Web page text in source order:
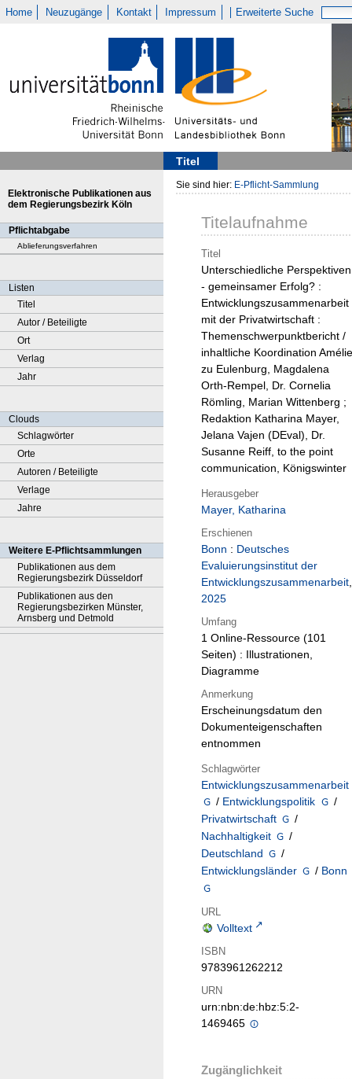
Home Neuzugänge Kontakt Impressum Erweiterte Suche
Titel
Elektronische Publikationen aus
dem Regierungsbezirk Köln
Pflichtabgabe
Ablieferungsverfahren
Listen
Titel
Autor / Beteiligte
Ort
Verlag
Jahr
Clouds
Schlagwörter
Orte
Autoren / Beteiligte
Verlage
Jahre
Weitere E-Pflichtsammlungen
Publikationen aus dem
Regierungsbezirk Düsseldorf
Publikationen aus den
Regierungsbezirken Münster,
Arnsberg und Detmold
Sie sind hier: E-Pflicht-Sammlung
Titelaufnahme
Titel
Unterschiedliche Perspektiven
- gemeinsamer Erfolg? :
Entwicklungszusammenarbeit
mit der Privatwirtschaft :
Themenschwerpunktbericht /
inhaltliche Koordination Amélie
zu Eulenburg, Magdalena
Orth-Rempel, Dr. Cornelia
Römling, Marian Wittenberg ;
Redaktion Katharina Mayer,
Jelana Vajen (DEval), Dr.
Susanne Reiff, to the point
communication, Königswinter
Herausgeber
Mayer, Katharina
Erschienen
Bonn : Deutsches
Evaluierungsinstitut der
Entwicklungszusammenarbeit,
2025
Umfang
1 Online-Ressource (101
Seiten) : Illustrationen,
Diagramme
Anmerkung
Erscheinungsdatum den
Dokumenteigenschaften
entnommen
Schlagwörter
Entwicklungszusammenarbeit
/ Entwicklungspolitik
/
Privatwirtschaft
/
Nachhaltigkeit
/
Deutschland
/
Entwicklungsländer
/ Bonn
URL
Volltext
ISBN
9783961262212
URN
urn:nbn:de:hbz:5:2-
1469465
Zugänglichkeit